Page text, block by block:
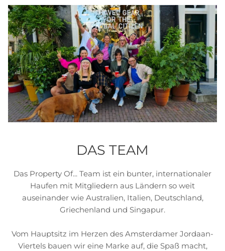
DAS TEAM
Das Property Of... Team ist ein bunter, internationaler
Haufen mit Mitgliedern aus Ländern so weit
auseinander wie Australien, Italien, Deutschland,
Griechenland und Singapur.
Vom Hauptsitz im Herzen des Amsterdamer Jordaan-
Viertels bauen wir eine Marke auf, die Spaß macht,